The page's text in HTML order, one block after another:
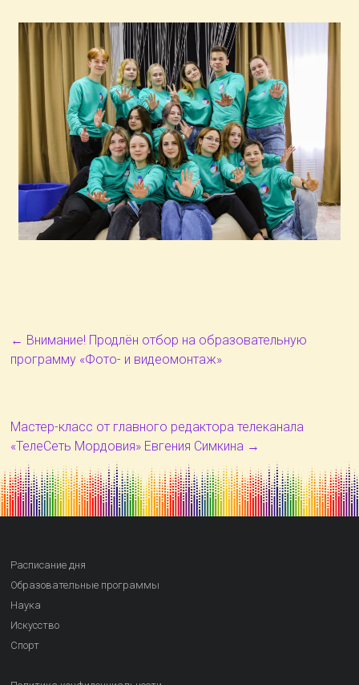
← Внимание! Продлён отбор на образовательную
программу «Фото- и видеомонтаж»
Мастер-класс от главного редактора телеканала
«ТелеСеть Мордовия» Евгения Симкина →
Расписание дня
Образовательные программы
Наука
Искусство
Спорт